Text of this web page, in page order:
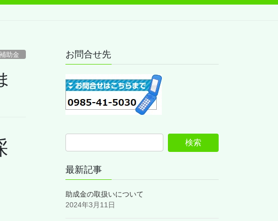
補助金 お問合せ先
最新記事
助成金の取扱いについて
2024年3月11日